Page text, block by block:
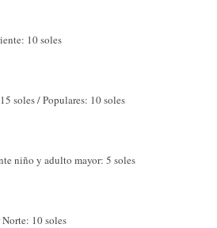
10 soles
soles / Populares: 10 soles
niño y adulto mayor: 5 soles
10 soles